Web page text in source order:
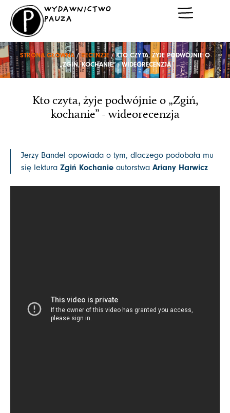
Przejdź
treści
WYDAWNICTWO
PAUZA
STRONA GŁÓWNA/RECENZJE / KTO CZYTA, ŻYJE PODWÓJNIE O
„ZGIŃ, KOCHANIE” - WIDEORECENZJA
Kto czyta, żyje podwójnie o „Zgiń,
kochanie” - wideorecenzja
Jerzy Bandel opowiada o tym, dlaczego podobała mu
się lektura Zgiń Kochanieautorstwa Ariany Harwicz